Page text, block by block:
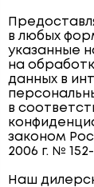
в любых
указанные
на
данных в
в
законом
2006 г. №
Наш